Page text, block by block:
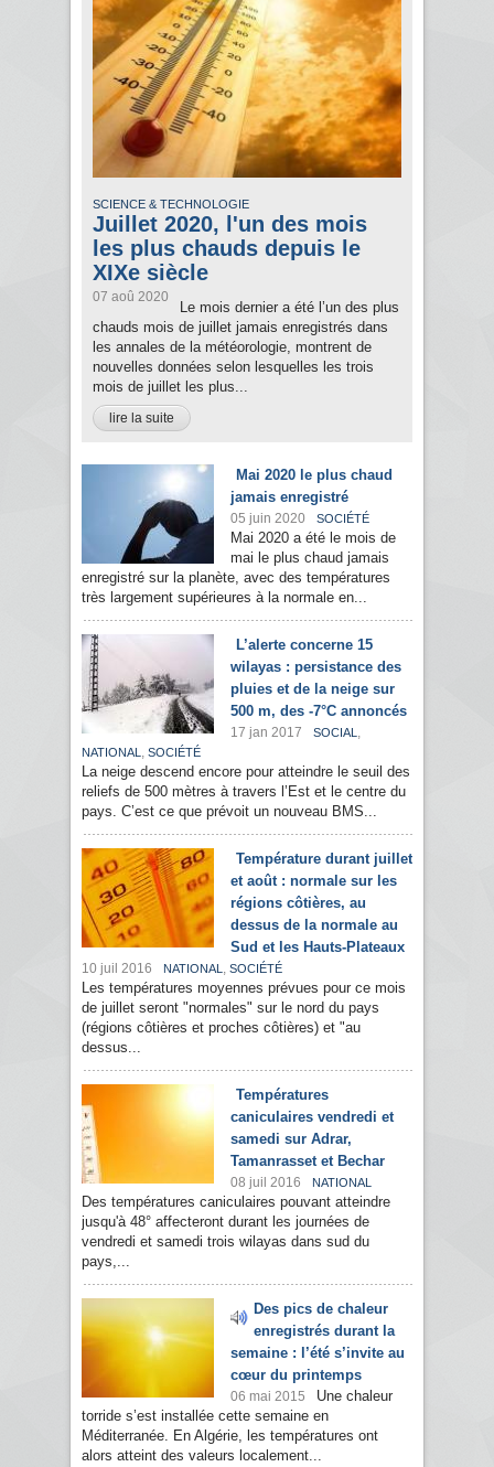
SCIENCE & TECHNOLOGIE
Juillet 2020, l'un des mois
les plus chauds depuis le
XIXe siècle
07 aoû 2020
Le mois dernier a été l’un des plus
chauds mois de juillet jamais enregistrés dans
les annales de la météorologie, montrent de
nouvelles données selon lesquelles les trois
mois de juillet les plus...
lire la suite
Mai 2020 le plus chaud
jamais enregistré
05 juin 2020 SOCIÉTÉ
Mai 2020 a été le mois de
mai le plus chaud jamais
enregistré sur la planète, avec des températures
très largement supérieures à la normale en...
L’alerte concerne 15
wilayas : persistance des
pluies et de la neige sur
500 m, des -7°C annoncés
17 jan 2017 SOCIAL ,
NATIONAL , SOCIÉTÉ
La neige descend encore pour atteindre le seuil des
reliefs de 500 mètres à travers l’Est et le centre du
pays. C’est ce que prévoit un nouveau BMS...
Température durant juillet
et août : normale sur les
régions côtières, au
dessus de la normale au
Sud et les Hauts-Plateaux
10 juil 2016 NATIONAL , SOCIÉTÉ
Les températures moyennes prévues pour ce mois
de juillet seront "normales" sur le nord du pays
(régions côtières et proches côtières) et "au
dessus...
Températures
caniculaires vendredi et
samedi sur Adrar,
Tamanrasset et Bechar
08 juil 2016 NATIONAL
Des températures caniculaires pouvant atteindre
jusqu'à 48° affecteront durant les journées de
vendredi et samedi trois wilayas dans sud du
pays,...
Des pics de chaleur
enregistrés durant la
semaine : l’été s’invite au
cœur du printemps
06 mai 2015
Une chaleur
torride s’est installée cette semaine en
Méditerranée. En Algérie, les températures ont
alors atteint des valeurs localement...